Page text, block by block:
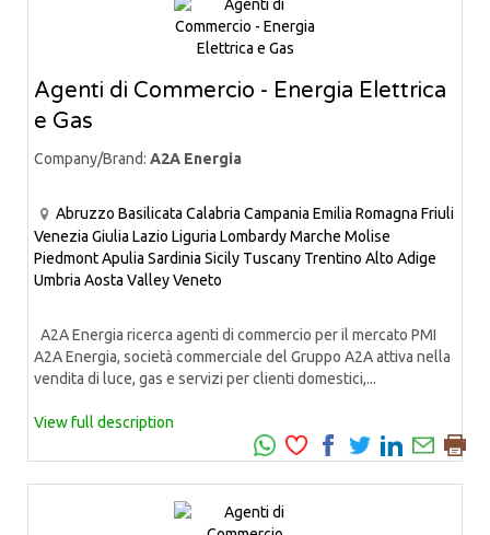
Agenti di Commercio - Energia Elettrica
e Gas
Company/Brand: A2A Energia
Abruzzo Basilicata Calabria Campania Emilia Romagna Friuli
Venezia Giulia Lazio Liguria LombardyMarche Molise
PiedmontApulia Sardinia Sicily Tuscany Trentino Alto Adige
Umbria Aosta ValleyVeneto
A2A Energia ricerca agenti di commercio per il mercato PMI
A2A Energia, società commerciale del Gruppo A2A attiva nella
vendita di luce, gas e servizi per clienti domestici,...
View full description